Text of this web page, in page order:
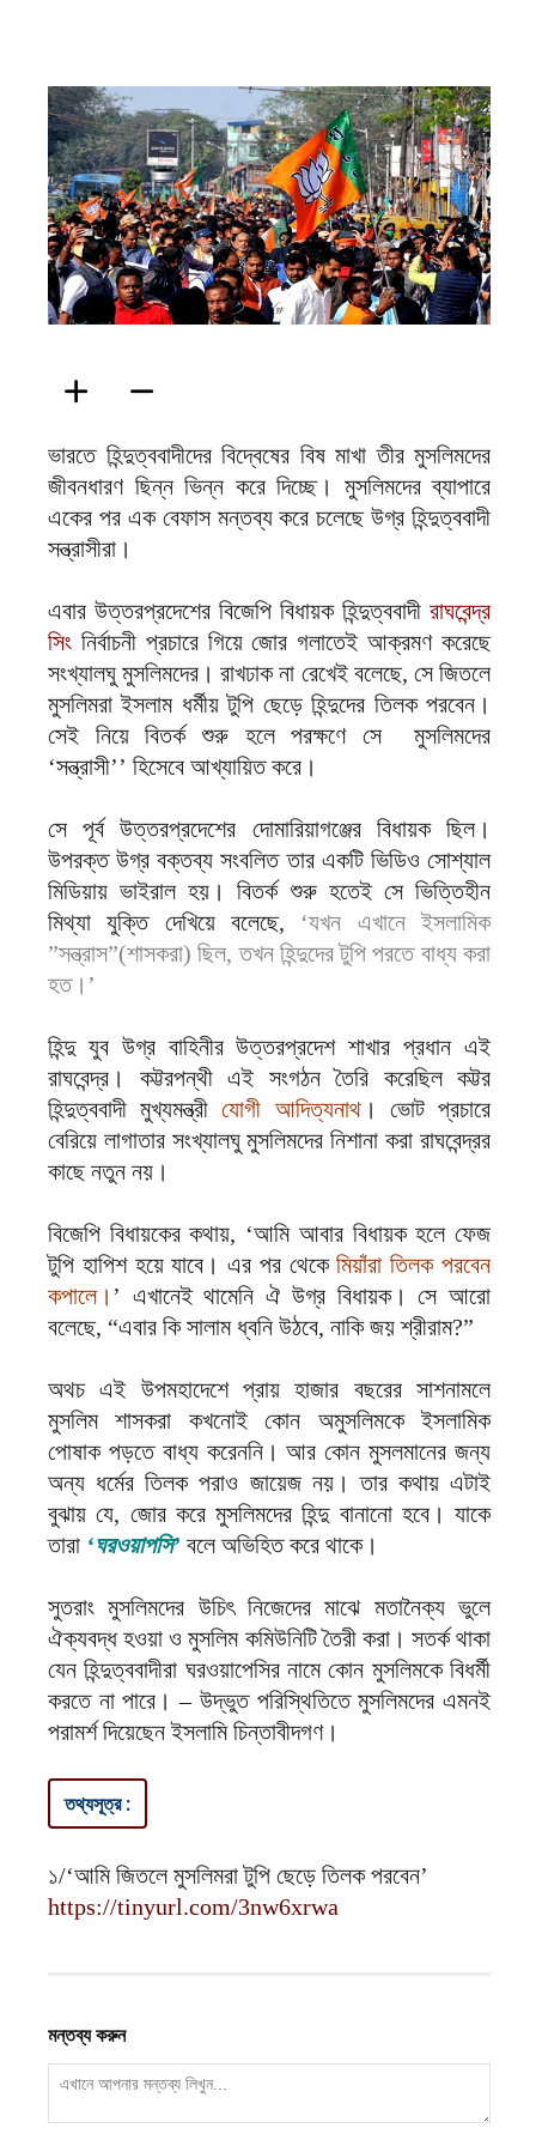
ভারতে হিন্দুত্ববাদীদের বিদ্বেষের বিষ মাখা তীর মুসলিমদের
জীবনধারণ ছিন্ন ভিন্ন করে দিচ্ছে। মুসলিমদের ব্যাপারে
একের পর এক বেফাস মন্তব্য করে চলেছে উগ্র হিন্দুত্ববাদী
সন্ত্রাসীরা।
এবার উত্তরপ্রদেশের বিজেপি বিধায়ক হিন্দুত্ববাদী রাঘবেন্দ্র
সিং নির্বাচনী প্রচারে গিয়ে জোর গলাতেই আক্রমণ করেছে
সংখ্যালঘু মুসলিমদের। রাখঢাক না রেখেই বলেছে, সে জিতলে
মুসলিমরা ইসলাম ধর্মীয় টুপি ছেড়ে হিন্দুদের তিলক পরবেন।
সেই নিয়ে বিতর্ক শুরু হলে পরক্ষণে সে মুসলিমদের
‘সন্ত্রাসী’’ হিসেবে আখ্যায়িত করে।
সে পূর্ব উত্তরপ্রদেশের দোমারিয়াগঞ্জের বিধায়ক ছিল।
উপরক্ত উগ্র বক্তব্য সংবলিত তার একটি ভিডিও সোশ্যাল
মিডিয়ায় ভাইরাল হয়। বিতর্ক শুরু হতেই সে ভিত্তিহীন
মিথ্যা যুক্তি দেখিয়ে বলেছে, ‘‌যখন এখানে ইসলামিক
”সন্ত্রাস”(শাসকরা) ছিল, তখন হিন্দুদের টুপি পরতে বাধ্য করা
হত।’
হিন্দু যুব উগ্র বাহিনীর উত্তরপ্রদেশ শাখার প্রধান এই
রাঘবেন্দ্র। কট্টরপন্থী এই সংগঠন তৈরি করেছিল কট্টর
হিন্দুত্ববাদী মুখ্যমন্ত্রীযোগী আদিত্যনাথ। ভোট প্রচারে
বেরিয়ে লাগাতার সংখ্যালঘু মুসলিমদের নিশানা করা রাঘবেন্দ্রর
কাছে নতুন নয়।
বিজেপি বিধায়কের কথায়, ‘‌আমি আবার বিধায়ক হলে ফেজ
টুপি হাপিশ হয়ে যাবে। এর পর থেকেমিয়াঁরা তিলক পরবেন
কপালে। ’‌ এখানেই থামেনি ঐ উগ্র বিধায়ক। সে আরো
বলেছে, “এবার কি সালাম ধ্বনি উঠবে, নাকি জয় শ্রীরাম?‌”
অথচ এই উপমহাদেশে প্রায় হাজার বছরের সাশনামলে
মুসলিম শাসকরা কখনোই কোন অমুসলিমকে ইসলামিক
পোষাক পড়তে বাধ্য করেননি। আর কোন মুসলমানের জন্য
অন্য ধর্মের তিলক পরাও জায়েজ নয়। তার কথায় এটাই
বুঝায় যে, জোর করে মুসলিমদের হিন্দু বানানো হবে। যাকে
তারা ‘ঘরওয়াপসি’ বলে অভিহিত করে থাকে।
সুতরাং মুসলিমদের উচিৎ নিজেদের মাঝে মতানৈক্য ভুলে
ঐক্যবদ্ধ হওয়া ও মুসলিম কমিউনিটি তৈরী করা। সতর্ক থাকা
যেন হিন্দুত্ববাদীরা ঘরওয়াপেসির নামে কোন মুসলিমকে বিধর্মী
করতে না পারে। – উদ্ভুত পরিস্থিতিতে মুসলিমদের এমনই
পরামর্শ দিয়েছেন ইসলামি চিন্তাবীদগণ।
তথ্যসূত্র :
১/‘‌আমি জিতলে মুসলিমরা টুপি ছেড়ে তিলক পরবেন’‌
https://tinyurl.com/3nw6xrwa
মন্তব্য করুন